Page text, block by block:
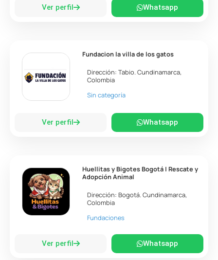
Ver perfil Whatsapp
Fundacion la villa de los gatos
Dirección:Tabio.Cundinamarca,
Colombia
Sin categoría
Ver perfil Whatsapp
Huellitas y Bigotes Bogotá | Rescate y
Adopción Animal
Dirección: Bogotá.Cundinamarca,
Colombia
Fundaciones
Ver perfil Whatsapp